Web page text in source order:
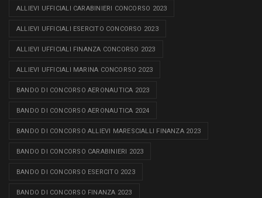
ALLIEVI UFFICIALI CARABINIERI CONCORSO 2023
ALLIEVI UFFICIALI ESERCITO CONCORSO 2023
ALLIEVI UFFICIALI FINANZA CONCORSO 2023
ALLIEVI UFFICIALI MARINA CONCORSO 2023
BANDO DI CONCORSO AERONAUTICA 2023
BANDO DI CONCORSO AERONAUTICA 2024
BANDO DI CONCORSO ALLIEVI MARESCIALLI FINANZA 2023
BANDO DI CONCORSO CARABINIERI 2023
BANDO DI CONCORSO ESERCITO 2023
BANDO DI CONCORSO FINANZA 2023